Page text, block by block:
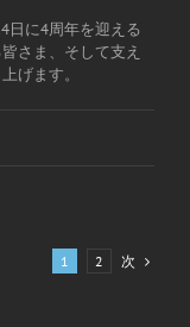
日に4周年を迎える
さま、そして支え
げます。
1 2 次